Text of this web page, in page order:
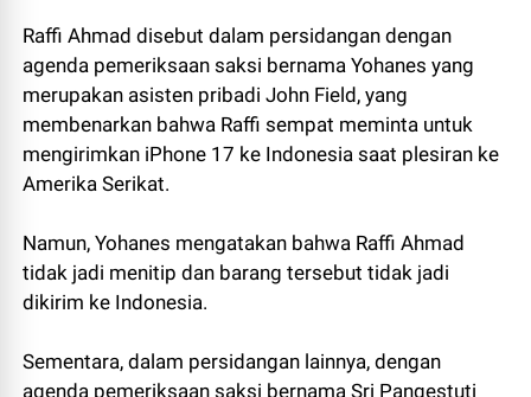
Raffi Ahmad disebut dalam persidangan dengan
agenda pemeriksaan saksi bernama Yohanes yang
merupakan asisten pribadi John Field, yang
membenarkan bahwa Raffi sempat meminta untuk
mengirimkan iPhone 17 ke Indonesia saat plesiran ke
Amerika Serikat.
Namun, Yohanes mengatakan bahwa Raffi Ahmad
tidak jadi menitip dan barang tersebut tidak jadi
dikirim ke Indonesia.
Sementara, dalam persidangan lainnya, dengan
agenda pemeriksaan saksi bernama Sri Pangestuti